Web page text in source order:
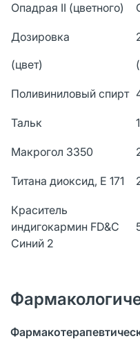
Опадрая II (цветного)
Дозировка
(цвет)
Поливиниловый спирт
Тальк
Макрогол 3350
Титана диоксид, Е 171
Краситель
индигокармин FD&C
Синий 2